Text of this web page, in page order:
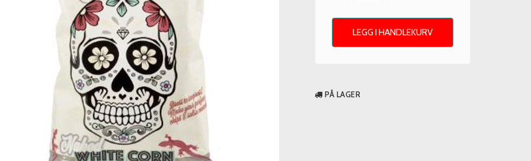
LEGG I HANDLEKURV
PÅ LAGER